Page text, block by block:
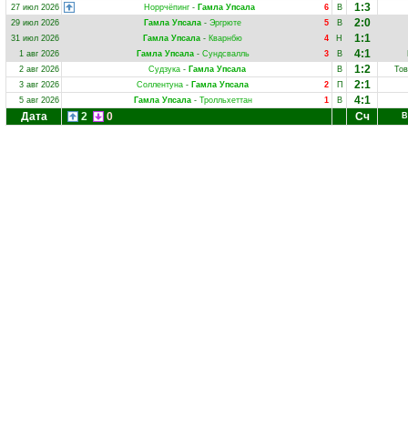
27 июл 2026
6
Норрчёпинг- Гамла Упсала В 1:3
29 июл 2026 5
Гамла Упсала - Эргрюте В 2:0
31 июл 2026 4
Гамла Упсала - Кварнбю Н 1:1
1 авг 2026 3
Гамла Упсала- Сундсвалль В 4:1
2 авг 2026
Судзука- Гамла Упсала В 1:2
3 авг 2026
2
Соллентуна - Гамла Упсала П 2:1
5 авг 2026 1
Гамла Упсала- Тролльхеттан В
4:1
Дата
2 0 Сч